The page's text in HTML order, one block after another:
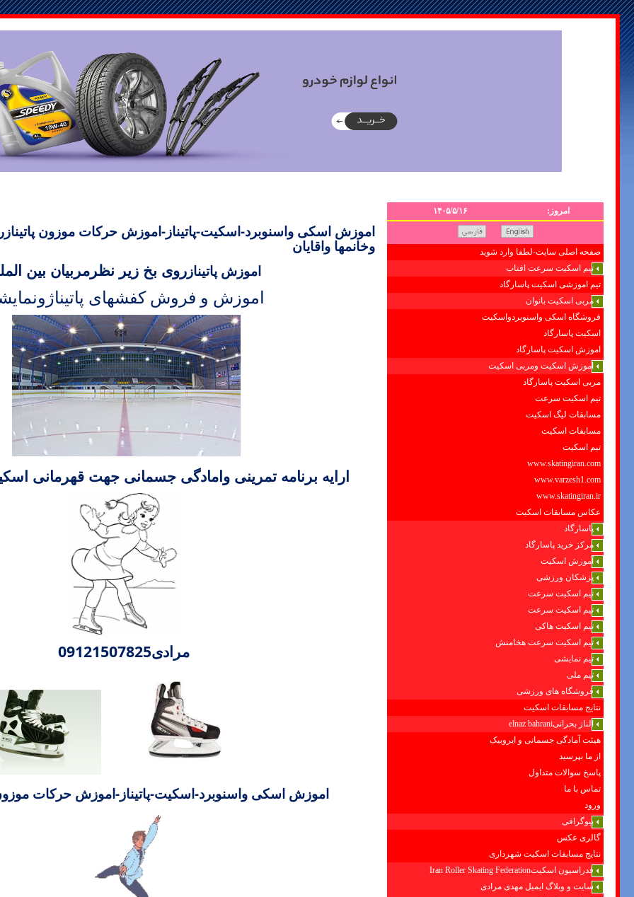
امروز: ۱۴۰۵/۵/۱۶
صفحه اصلی سایت-لطفا وارد شوید
تیم اسکیت سرعت افتاب
تیم اموزشی اسکیت پاسارگاد
مربی اسکیت بانوان
فروشگاه اسکی واسنوبردواسکیت
اسکیت پاسارگاد
اموزش اسکیت پاسارگاد
اموزش اسکیت ومربی اسکیت
مربی اسکیت پاسارگاد
تیم اسکیت سرعت
مسابقات لیگ اسکیت
مسابقات اسکیت
تیم اسکیت
www.skatingiran.com
www.varzesh1.com
www.skatingiran.ir
عکاس مسابقات اسکیت
پاسارگاد
مرکز خرید پاسارگاد
آموزش اسکیت
پزشکان ورزشی
تیم اسکیت سرعت
تیم اسکیت سرعت
تیم اسکیت هاکی
تیم اسکیت سرعت هخامنش
تیم نمایشی
تیم ملی
فروشگاه های ورزشی
نتایج مسابقات اسکیت
الناز بحرانیelnaz bahrani
هیئت آمادگی جسمانی و ایروبیک
از ما بپرسید
پاسخ سوالات متداول
تماس با ما
ورود
بیوگرافی
گالری عکس
نتایج مسابقات اسکیت شهرداری
فدراسیون اسکیتIran Roller Skating Federation
سایت و وبلاگ ایمیل مهدی مرادی
اموزش اسکی واسنوبرد-اسکیت-پاتیناز-اموزش حرکات موزون
وخانمها واقایان
اموزش پاتینازروی بخ زیر نظرمربیان بین
اموزش و فروش کفشهای
ارایه برنامه تمرینی وامادگی جسمانی جهت قهرمانی
مرادی09121507825
اموزش اسکی واسنوبرد-اسکیت-پاتیناز-اموزش حرکات موزون